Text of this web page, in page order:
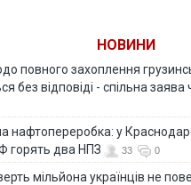
НОВИНИ
повного захоплення
без відповіді - спільна
нафтопереробка: у
горять два НПЗ
33 0
мільйона українців не